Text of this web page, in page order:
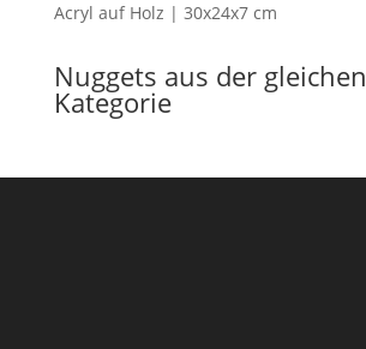
Acryl auf Holz | 30x24x7 cm
Nuggets aus der gleichen
Kategorie